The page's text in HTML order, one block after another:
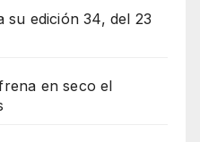
su edición 34, del 23
en seco el